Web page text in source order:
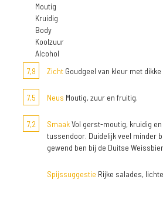
Moutig
Kruidig
Body
Koolzuur
Alcohol
7,9
Zicht Goudgeel van kleur met
7,5 Neus Moutig, zuur en fruitig.
7,2 SmaakVol gerst-moutig, kruidig
tussendoor. Duidelijk veel minder
gewend ben bij de Duitse
Spijssuggestie Rijke salades,